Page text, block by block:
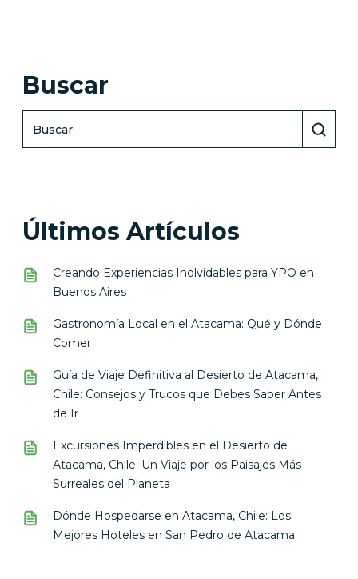
Buscar
Últimos Artículos
Creando Experiencias Inolvidables para YPO en
Buenos Aires
Gastronomía Local en el Atacama: Qué y Dónde
Comer
Guía de Viaje Definitiva al Desierto de Atacama,
Chile: Consejos y Trucos que Debes Saber Antes
de Ir
Excursiones Imperdibles en el Desierto de
Atacama, Chile: Un Viaje por los Paisajes Más
Surreales del Planeta
Dónde Hospedarse en Atacama, Chile: Los
Mejores Hoteles en San Pedro de Atacama